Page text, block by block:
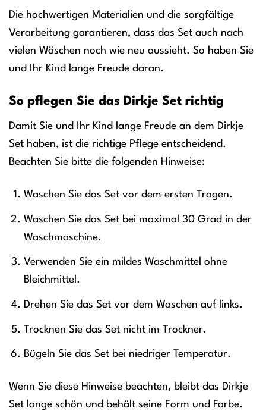
Die hochwertigen Materialien und die sorgfältige
Verarbeitung garantieren, dass das Set auch nach
vielen Wäschen noch wie neu aussieht. So haben Sie
und Ihr Kind lange Freude daran.
So pflegen Sie das Dirkje Set richtig
Damit Sie und Ihr Kind lange Freude an dem Dirkje
Set haben, ist die richtige Pflege entscheidend.
Beachten Sie bitte die folgenden Hinweise:
Waschen Sie das Set vor dem ersten Tragen.
Waschen Sie das Set bei maximal 30 Grad in der
Waschmaschine.
Verwenden Sie ein mildes Waschmittel ohne
Bleichmittel.
Drehen Sie das Set vor dem Waschen auf links.
Trocknen Sie das Set nicht im Trockner.
Bügeln Sie das Set bei niedriger Temperatur.
Wenn Sie diese Hinweise beachten, bleibt das Dirkje
Set lange schön und behält seine Form und Farbe.